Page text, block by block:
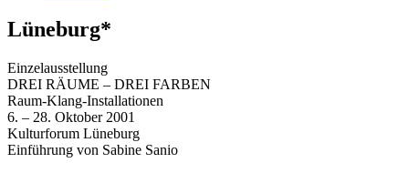
Lüneburg*
Einzelausstellung
DREI RÄUME – DREI FARBEN
Raum-Klang-Installationen
6. – 28. Oktober 2001
Kulturforum Lüneburg
Einführung von Sabine Sanio